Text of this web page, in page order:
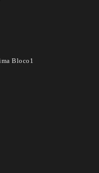
Bloco1